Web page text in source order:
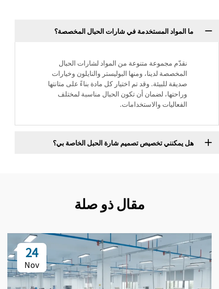
ما المواد المستخدمة في شارات الحبال المخصصة؟
نقدّم مجموعة متنوعة من المواد لشارات الحبال
المخصصة لدينا، ومنها البوليستر والنايلون وخيارات
صديقة للبيئة. وقد تم اختيار كل مادة بناءً على متانتها
وراحتها، لضمان أن تكون الحبال مناسبة لمختلف
الفعاليات والاستخدامات.
هل يمكنني تخصيص تصميم شارة الحبل الخاصة بي؟
مقال ذو صلة
24
Nov